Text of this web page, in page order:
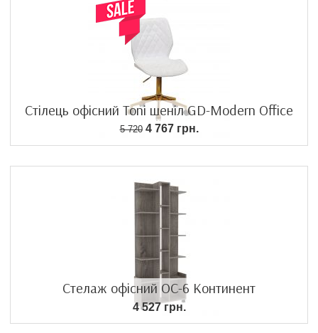
Стілець офісний Toni шеніл GD-Modern Office
5 7204 767 грн.
Стелаж офісний ОС-6 Континент
4 527 грн.